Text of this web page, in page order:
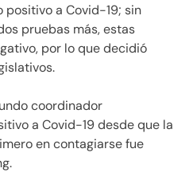
a Covid-19; sin
pruebas más, estas
por lo que decidió
coordinador
a Covid-19 desde que la
en contagiarse fue